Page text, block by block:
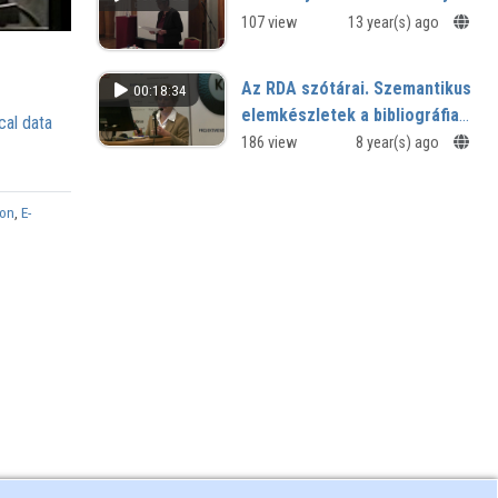
data
,E-
107 view 13 year(s) ago
00:18:34
Az RDA szótárai. Szemantikus
elemkészletek a bibliográfiai
leíráshoz
186 view 8 year(s) ago